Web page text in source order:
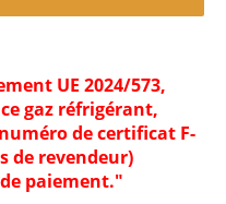
UE 2024/573,
gaz réfrigérant,
de certificat F-
de revendeur)
paiement."